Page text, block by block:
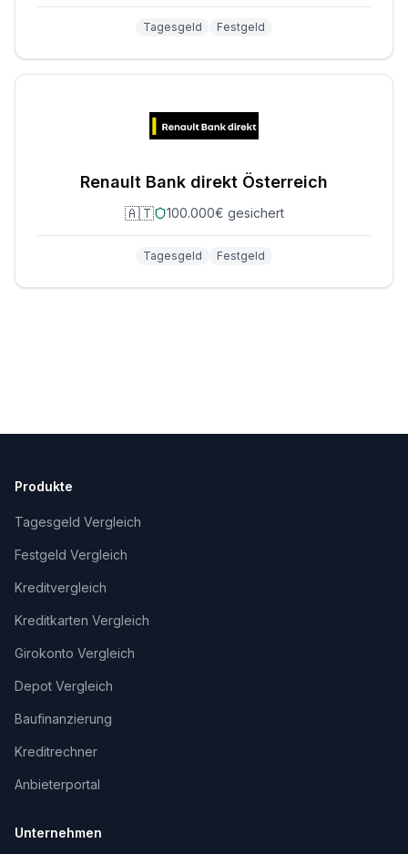
Tagesgeld Festgeld
Renault Bank direkt Österreich
🇦🇹 100.000€ gesichert
Tagesgeld Festgeld
Produkte
Tagesgeld Vergleich
Festgeld Vergleich
Kreditvergleich
Kreditkarten Vergleich
Girokonto Vergleich
Depot Vergleich
Baufinanzierung
Kreditrechner
Anbieterportal
Unternehmen